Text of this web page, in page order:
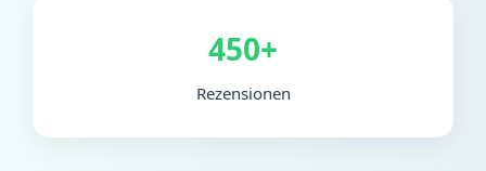
450+
Rezensionen